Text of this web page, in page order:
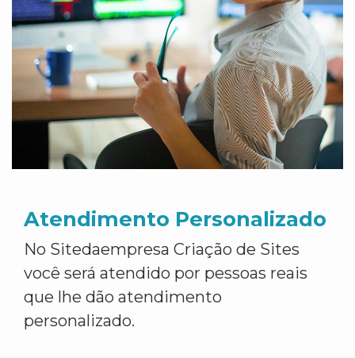
Atendimento Personalizado
No Sitedaempresa Criação de Sites
você será atendido por pessoas reais
que lhe dão atendimento
personalizado.